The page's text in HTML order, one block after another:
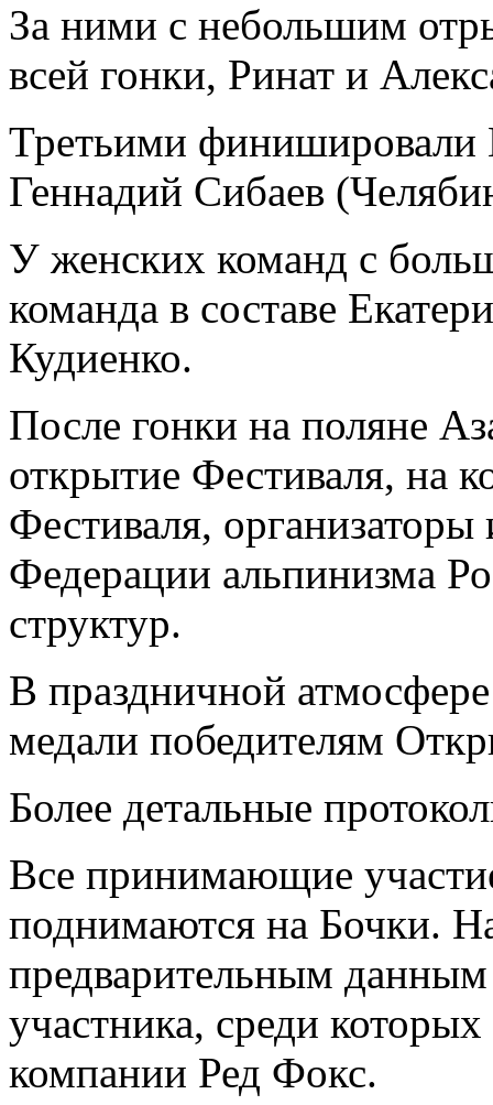
За ними с небольшим
всей гонки, Ринат и
Третьими финишировали
Геннадий Сибаев
У женских команд с
команда в составе
Кудиенко.
После гонки на поляне
открытие Фестиваля, на
Фестиваля,
Федерации альпинизма
структур.
В праздничной
медали победителям
Более детальные
Все принимающие
поднимаются на Бочки.
предварительным данным
участника, среди
компании Ред Фокс.